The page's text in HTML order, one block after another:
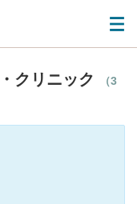
クリニック
（3